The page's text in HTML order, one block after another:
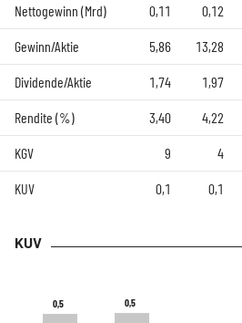
Nettogewinn (Mrd) 0,11 0,12
Gewinn/Aktie 5,86 13,28
Dividende/Aktie 1,74 1,97
Rendite (%) 3,40 4,22
KGV 9 4
KUV 0,1 0,1
KUV
0,5
0,5 0,5
0,5